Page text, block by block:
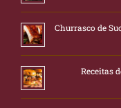
Churrasco de
Receitas